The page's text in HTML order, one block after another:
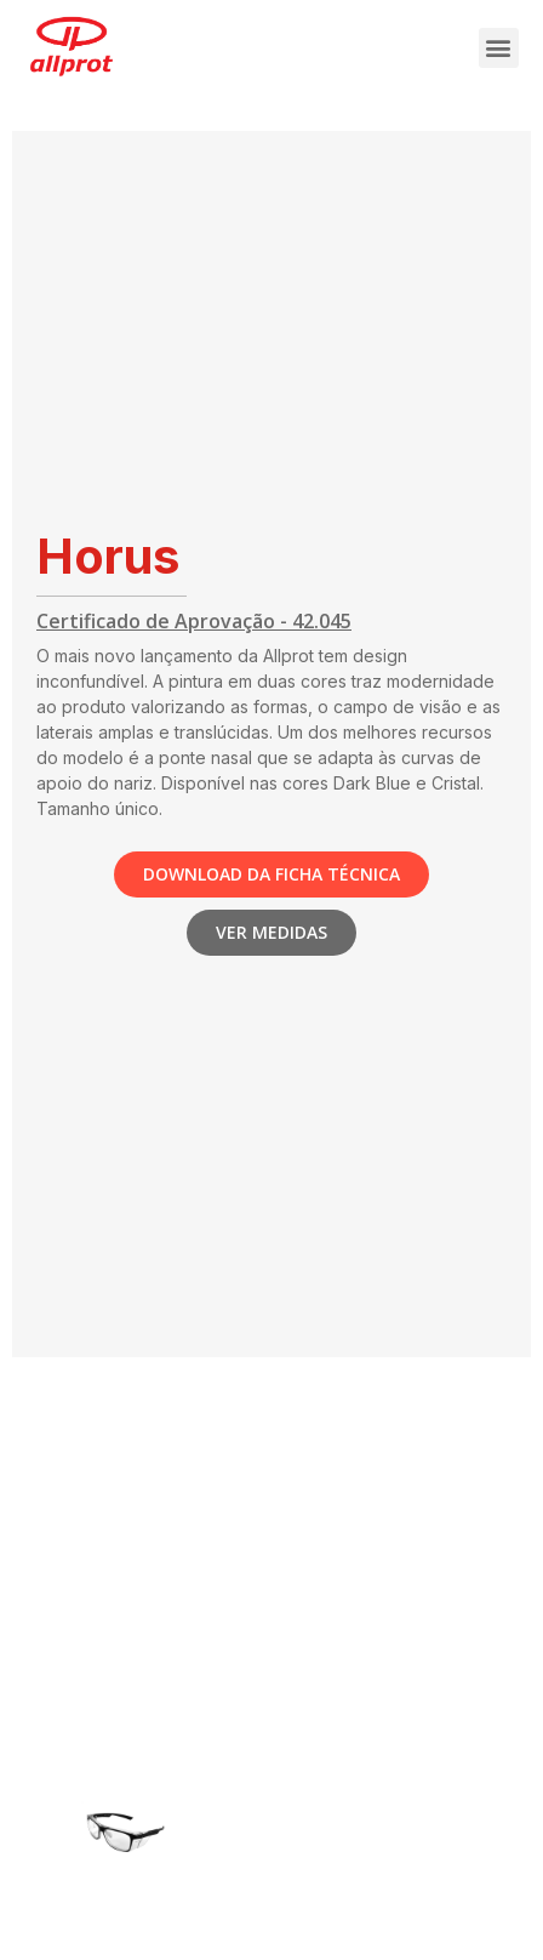
Horus
Certificado de Aprovação - 42.045
O mais novo lançamento da Allprot tem design
inconfundível. A pintura em duas cores traz modernidade
ao produto valorizando as formas, o campo de visão e as
laterais amplas e translúcidas. Um dos melhores recursos
do modelo é a ponte nasal que se adapta às curvas de
apoio do nariz. Disponível nas cores Dark Blue e Cristal.
Tamanho único.
DOWNLOAD DA FICHA TÉCNICA
VER MEDIDAS